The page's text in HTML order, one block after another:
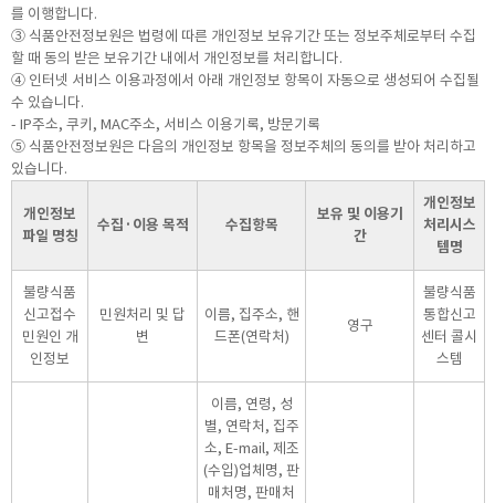
를 이행합니다.
③ 식품안전정보원은 법령에 따른 개인정보 보유기간 또는 정보주체로부터 수집
할 때 동의 받은 보유기간 내에서 개인정보를 처리합니다.
④ 인터넷 서비스 이용과정에서 아래 개인정보 항목이 자동으로 생성되어 수집될
수 있습니다.
- IP주소, 쿠키, MAC주소, 서비스 이용기록, 방문기록
⑤ 식품안전정보원은 다음의 개인정보 항목을 정보주체의 동의를 받아 처리하고
있습니다.
개인정보
파일 명칭
수집·이용 목적 수집항목
보유 및 이용기
간
개인정보
처리시스
템명
불량식품
신고접수
민원인 개
인정보
민원처리 및 답
변
이름, 집주소, 핸
드폰(연락처)
영구
불량식품
통합신고
센터 콜시
스템
이름, 연령, 성
별, 연락처, 집주
소, E-mail, 제조
(수입)업체명, 판
매처명, 판매처